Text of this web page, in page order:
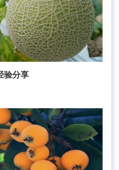
验分享